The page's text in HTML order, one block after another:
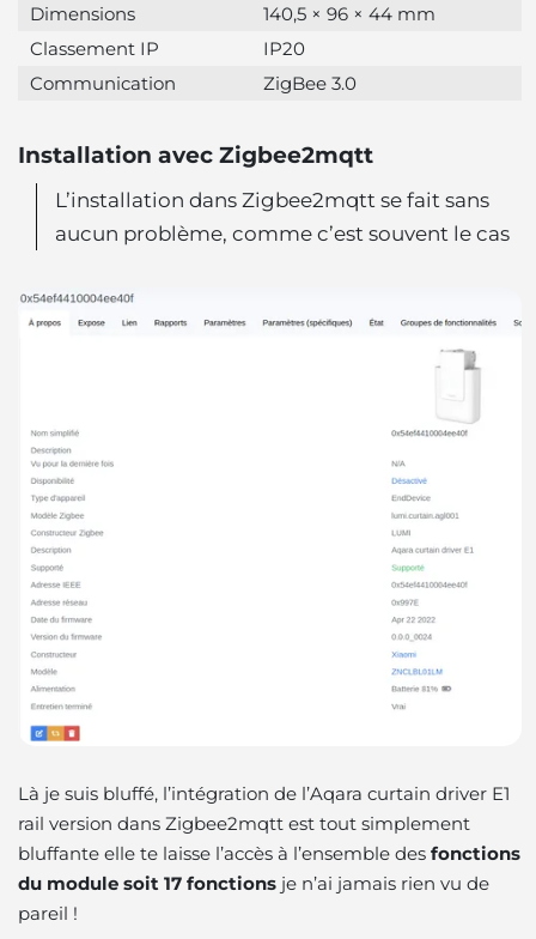
Dimensions
140,5 × 96 × 44 mm
Classement IP
IP20
Communication
ZigBee 3.0
Installation avec Zigbee2mqtt
L’installation dans Zigbee2mqtt se fait sans
aucun problème, comme c’est souvent le cas
Là je suis bluffé, l’intégration de l’Aqara curtain driver E1
rail version dans Zigbee2mqtt est tout simplement
bluffante elle te laisse l’accès à l’ensemble des fonctions
du module soit 17 fonctions je n’ai jamais rien vu de
pareil !